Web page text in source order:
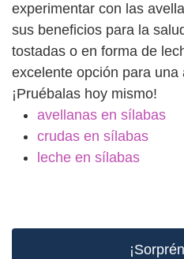
experimentar con las
sus beneficios para la
tostadas o en forma de
excelente opción para
¡Pruébalas hoy mismo!
avellanas en sílabas
crudas en sílabas
leche en sílabas